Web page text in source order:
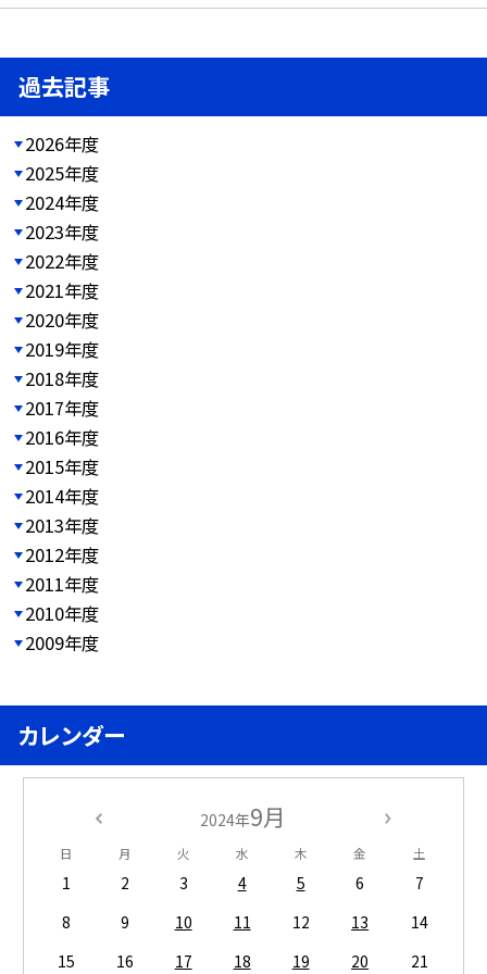
過去記事
2026年度
2025年度
2024年度
2023年度
2022年度
2021年度
2020年度
2019年度
2018年度
2017年度
2016年度
2015年度
2014年度
2013年度
2012年度
2011年度
2010年度
2009年度
カレンダー
2024年9月
日 月 火 水 木 金 土
1 2 3 4 5 6
7
8
9 10 11 12 13
14
15
16 17 18 19 20
21